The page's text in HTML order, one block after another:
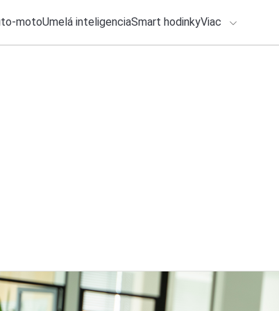
motoUmelá inteligenciaSmart hodinkyViac